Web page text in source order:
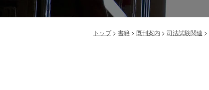
トップ> 書籍 > 既刊案内 > 司法試験関連 >